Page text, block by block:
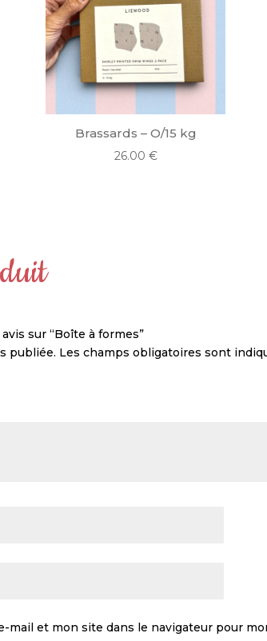
Brassards – O/15 kg
26.00 €
sur “Boîte à formes”
publiée. Les champs obligatoires sont
mail et mon site dans le navigateur pour